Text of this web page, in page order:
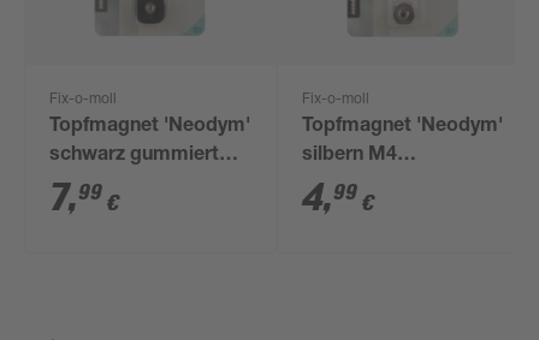
Fix-o-moll
Topfmagnet 'Neodym'
schwarz gummiert
M5 Gewindebolzen Ø
25 x 13,5 mm
7,99 €
Fix-o-moll
Topfmagnet 'Neodym'
silbern M4
Gewindebuchse Ø 16
x 13 mm
4,99 €